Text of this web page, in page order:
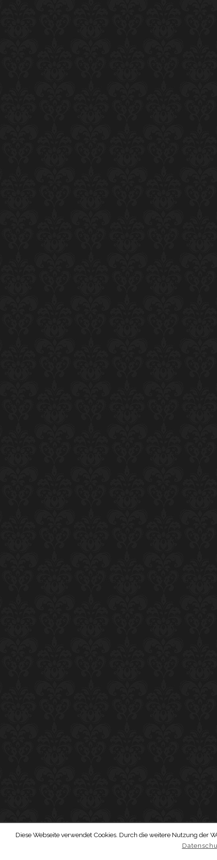
Diese Webseite verwendet Cookies. Durch die weitere Nutzung der